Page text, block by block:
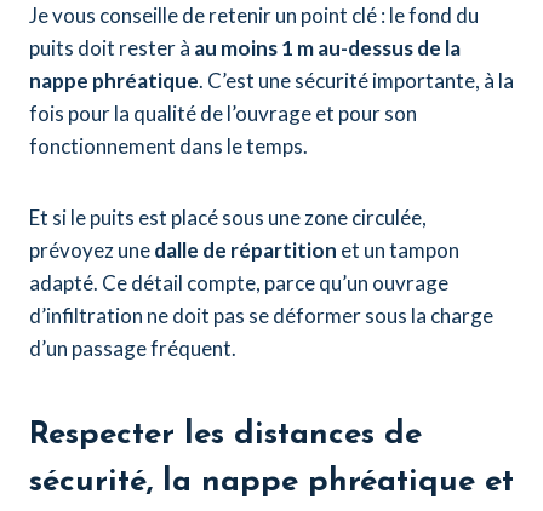
Je vous conseille de retenir un point clé : le fond du
puits doit rester à au moins 1 m au-dessus de la
nappe phréatique. C’est une sécurité importante, à la
fois pour la qualité de l’ouvrage et pour son
fonctionnement dans le temps.
Et si le puits est placé sous une zone circulée,
prévoyez unedalle de répartition et un tampon
adapté. Ce détail compte, parce qu’un ouvrage
d’infiltration ne doit pas se déformer sous la charge
d’un passage fréquent.
Respecter les distances de
sécurité, la nappe phréatique et